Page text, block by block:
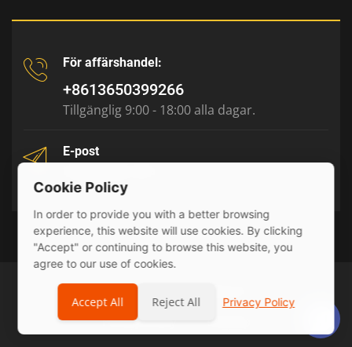
För affärshandel:
+8613650399266
Tillgänglig 9:00 - 18:00 alla dagar.
E-post
© 2026 Julyr Industrial Ltd
Privacy Policy
Cookie Policy
In order to provide you with a better browsing
experience, this website will use cookies. By clicking
"Accept" or continuing to browse this website, you
agree to our use of cookies.
Accept All Reject All Privacy Policy